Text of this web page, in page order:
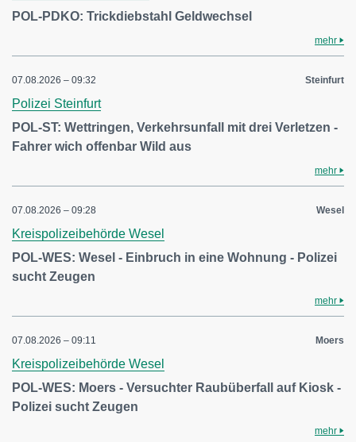
POL-PDKO: Trickdiebstahl Geldwechsel
mehr
07.08.2026 – 09:32 Steinfurt
Polizei Steinfurt
POL-ST: Wettringen, Verkehrsunfall mit drei Verletzen -
Fahrer wich offenbar Wild aus
mehr
07.08.2026 – 09:28 Wesel
Kreispolizeibehörde Wesel
POL-WES: Wesel - Einbruch in eine Wohnung - Polizei
sucht Zeugen
mehr
07.08.2026 – 09:11 Moers
Kreispolizeibehörde Wesel
POL-WES: Moers - Versuchter Raubüberfall auf Kiosk -
Polizei sucht Zeugen
mehr